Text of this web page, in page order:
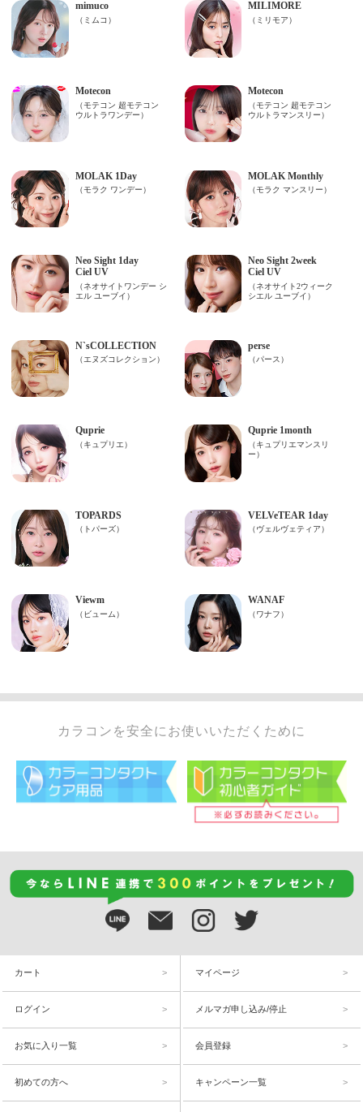
カラコンを安全にお使いいただくために
カート マイページ
ログイン メルマガ申し込み/停止
お気に入り一覧 会員登録
初めての方へ キャンペーン一覧